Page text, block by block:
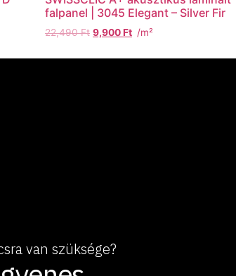
falpanel | 3045 Elegant – Silver Fir
22,490Ft 9,900Ft /m²
van szüksége?